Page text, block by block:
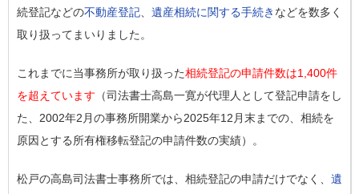
続登記などの不動産登記、 遺産相続に関する手続き などを数多く
取り扱ってまいりました。
これまでに当事務所が取り扱った相続登記の申請件数は1,400件
を超えています （司法書士高島一寛が代理人として登記申請をし
た、2002年2月の事務所開業から2025年12月末までの、相続を
原因とする所有権移転登記の申請件数の実績）。
松戸の高島司法書士事務所では、相続登記の申請だけでなく、 遺